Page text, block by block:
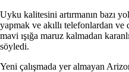
Uyku kalitesini artırmanın bazı
yapmak ve akıllı telefonlardan
mavi ışığa maruz kalmadan
söyledi.
Yeni çalışmada yer almayan